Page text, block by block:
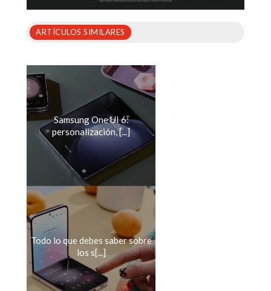
ARTÍCULOS SIMILARES
Samsung One UI 6:
personalización, [...]
Todo lo que debes saber sobre
los s[...]